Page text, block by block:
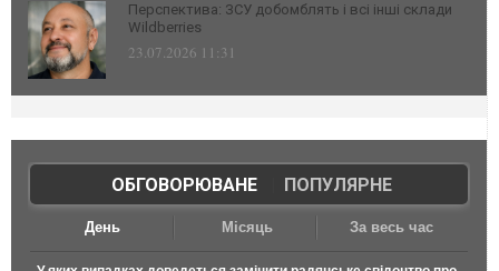
Перспектива: ЗСУ добомблять і всі інші склади
Wildberries
23.07.2026 11:31
ОБГОВОРЮВАНЕ| ПОПУЛЯРНЕ
День Місяць За весь час